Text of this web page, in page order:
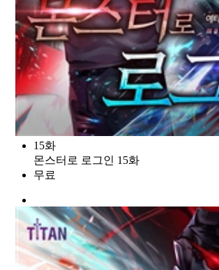
15화
몬스터로 로그인 15화
무료